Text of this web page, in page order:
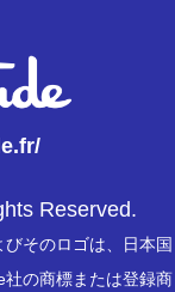
Reserved.
そのロゴは、日本国
の商標または登録商